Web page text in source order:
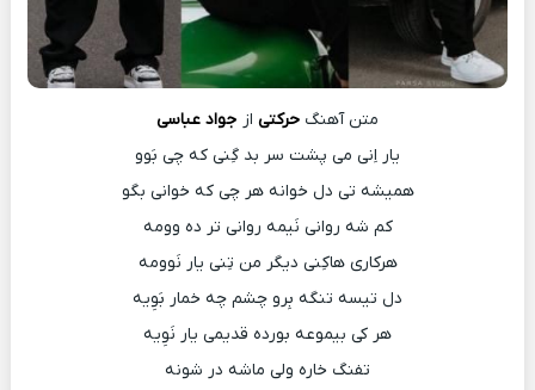
متن آهنگ حرکتی از جواد عباسی
یار اِنی می پشت سر بد گِنی که چی بَوو
همیشه تی دل خوانه هر چی که خوانی بگو
کم شه روانی نَیمه روانی تر ده وومه
هرکاری هاکِنی دیگر من تِنی یار نَوومه
دل تیسه تنگه بِرو چشم چه خمار بَوِیه
هر کی بیموعه بورده قدیمی یار نَوِیه
تفنگ خاره ولی ماشه در شونه